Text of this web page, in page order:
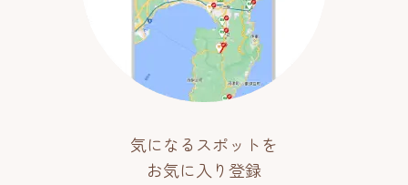
気になるスポットを
お気に入り登録